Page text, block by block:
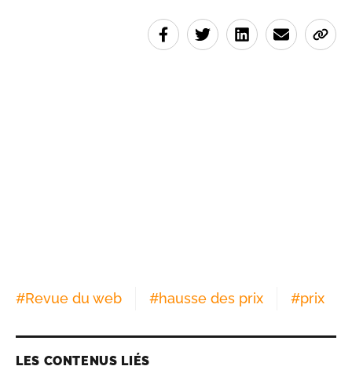
#Revue du web #hausse des prix #prix
LES CONTENUS LIÉS